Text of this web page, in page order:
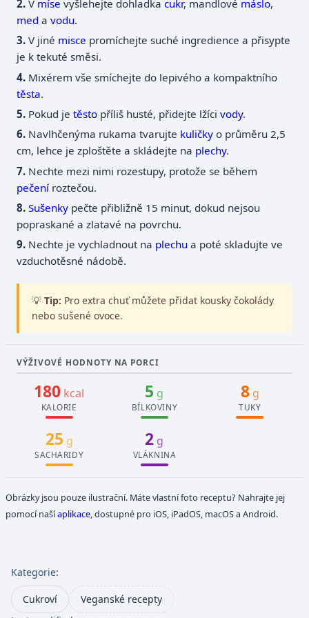
V míse vyšlehejte dohladkacukr, mandlové máslo,
med avodu.
V jiné misce promíchejte suché ingredience a přisypte
je k tekuté směsi.
Mixérem vše smíchejte do lepivého a kompaktního
těsta.
Pokud jetěsto příliš husté, přidejte lžícivody.
Navlhčenýma rukama tvarujte kuličky o průměru 2,5
cm, lehce je zploštěte a skládejte na plechy.
Nechte mezi nimi rozestupy, protože se během
pečení roztečou.
Sušenky pečte přibližně 15 minut, dokud nejsou
popraskané a zlatavé na povrchu.
Nechte je vychladnout na plechu a poté skladujte ve
vzduchotěsné nádobě.
💡 Tip: Pro extra chuť můžete přidat kousky čokolády
nebo sušené ovoce.
VÝŽIVOVÉ HODNOTY NA PORCI
180 kcal
KALORIE
5 g
BÍLKOVINY
8g
TUKY
25 g
SACHARIDY
2 g
VLÁKNINA
Obrázky jsou pouze ilustrační. Máte vlastní foto receptu? Nahrajte jej
pomocí našíaplikace, dostupné pro iOS, iPadOS, macOS a Android.
Kategorie:
Cukroví
Veganské recepty